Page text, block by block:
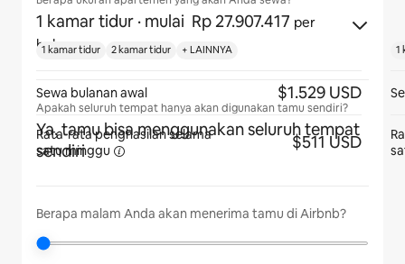
1 kamar tidur · mulai Rp 27.907.417 per
bulan
Apakah seluruh tempat hanya akan digunakan tamu sendiri?
Ya, tamu bisa menggunakan seluruh tempat
sendiri
Berapa malam Anda akan menerima tamu di Airbnb?
1 kamar tidur 2 kamar tidur + LAINNYA
Sewa bulanan awal $1.529 USD
Rata-rata penghasilan selama
satu minggu
$511 USD
1